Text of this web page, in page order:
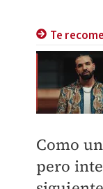
Te
Como
pero